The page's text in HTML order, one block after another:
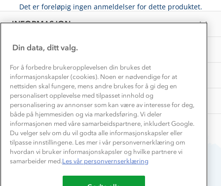
Det er foreløpig ingen anmeldelser for dette produktet.
INFORMASJON
Presse
OM OSS
Samarbeide med oss?
TIPS OG RÅD
EL-retur
Store størrelser
Turmat oppskrifter
Beredskap
AKTIVITETER
Overnatte utendørs⛺
Leirskole 🥾
Barnehageansatt
Tips til hyttetur
Du betaler enkelt med
Din data, ditt valg.
For å forbedre brukeropplevelsen din brukes det
informasjonskapsler (cookies). Noen er nødvendige for at
nettsiden skal fungere, mens andre brukes for å gi deg en
personalisert opplevelse med tilpasset innhold og
personalisering av annonser som kan være av interesse for deg,
både på hjemmesiden og via markedsføring. Vi deler
informasjonen med våre samarbeidspartnere, inkludert Google.
Du velger selv om du vil godta alle informasjonskapsler eller
tilpasse innstillingene. Les mer i vår personvernerklæring om
hvordan vi bruker informasjonskapsler og hvilke partnere vi
samarbeider med.Les vår personvernserklæring